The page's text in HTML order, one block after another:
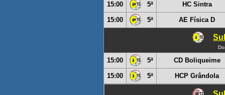
15:00 5ª HC Sintra
15:00 5ª AE Física D
15:00 5ª CD Boliqueime
15:00 5ª HCP Grândola